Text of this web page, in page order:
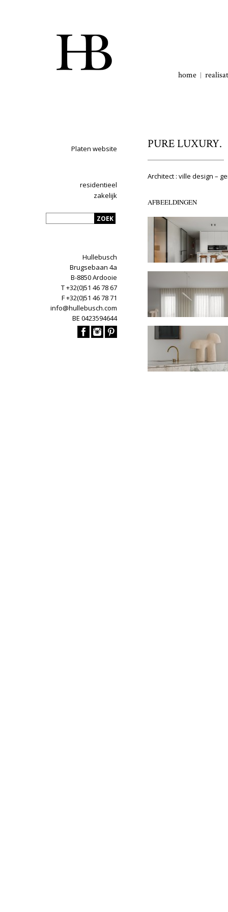
home
Platen website
residentieel
zakelijk
Hullebusch
Brugsebaan 4a
B-8850 Ardooie
T +32(0)51 46 78 67
F +32(0)51 46 78 71
info@hullebusch.com
BE 0423594644
PURE LUXURY.
Architect : ville design –
AFBEELDINGEN